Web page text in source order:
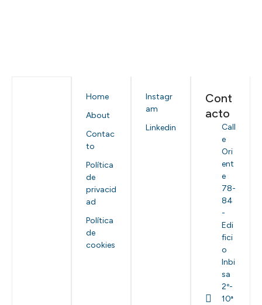
Home
About
Contac
to
Política
de
privacid
ad
Política
de
cookies
Instagr
am
Linkedin
Cont
acto
Call
e
Ori
ent
e
78-
84
-
Edi
fici
o
Inbi
sa
2º-
10ª